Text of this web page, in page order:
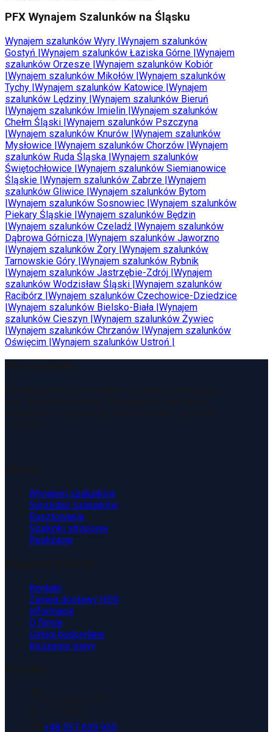
PFX Wynajem Szalunków na Śląsku
Wynajem szalunków Wyry Wynajem szalunków
Gostyń Wynajem szalunków Łaziska Górne Wynajem
szalunków Orzesze Wynajem szalunków Kobiór
Wynajem szalunków Mikołów Wynajem szalunków
Tychy Wynajem szalunków Katowice Wynajem
szalunków Lędziny Wynajem szalunków Bieruń
Wynajem szalunków Imielin Wynajem szalunków
Chełm Śląski Wynajem szalunków Pszczyna
Wynajem szalunków Knurów Wynajem szalunków
Mysłowice Wynajem szalunków Chorzów Wynajem
szalunków Ruda Śląska Wynajem szalunków
Świętochłowice Wynajem szalunków Siemianowice
Śląskie Wynajem szalunków Zabrze Wynajem
szalunków Gliwice Wynajem szalunków Bytom
Wynajem szalunków Sosnowiec Wynajem szalunków
Piekary Śląskie Wynajem szalunków Będzin
Wynajem szalunków Czeladź Wynajem szalunków
Dąbrowa Górnicza Wynajem szalunków Jaworzno
Wynajem szalunków Żory Wynajem szalunków
Tarnowskie Góry Wynajem szalunków Rybnik
Wynajem szalunków Jastrzębie-Zdrój Wynajem
szalunków Wodzisław Śląski Wynajem szalunków
Racibórz Wynajem szalunków Czechowice-Dziedzice
Wynajem szalunków Bielsko-Biała Wynajem
szalunków Cieszyn Wynajem szalunków Żywiec
Wynajem szalunków Chrzanów Wynajem szalunków
Oświęcim Wynajem szalunków Ustroń
Wynajem szalunków
Sprzedaż szalunków
Rusztowania
Szalunki stropowe
Realizacje
Kontakt
Zasięg dostawy HDS
Informacje
O firmie
Usługi budowlane
Koszenie trawy
+48 537 639 955